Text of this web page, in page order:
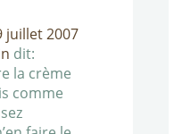
juillet 2007
dit:
la crème
comme